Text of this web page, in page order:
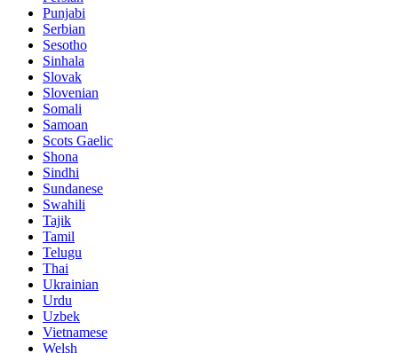
Punjabi
Serbian
Sesotho
Sinhala
Slovak
Slovenian
Somali
Samoan
Scots Gaelic
Shona
Sindhi
Sundanese
Swahili
Tajik
Tamil
Telugu
Thai
Ukrainian
Urdu
Uzbek
Vietnamese
Welsh